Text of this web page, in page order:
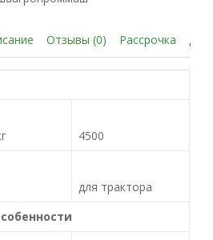
Отзывы (0) Рассрочка
4500
для трактора